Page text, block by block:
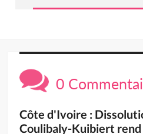
0
Côte d'Ivoire :
Coulibaly-Kuibiert rend